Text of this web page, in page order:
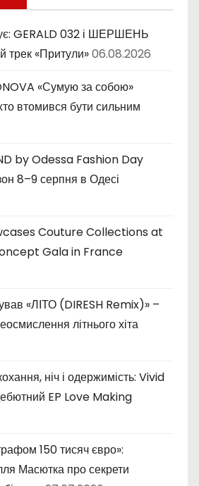
GERALD 032 і ШЕРШЕНЬ
трек «Притули»06.08.2026
«Сумую за собою»
втомився бути сильним
by Odessa Fashion Day
8–9 серпня в Одесі
Couture Collections at
Gala in France
«ЛІТО (DIRESH Remix)» –
літнього хіта
ніч і одержимість: Vivid
EP Love Making
150 тисяч євро»:
Масютка про секрети